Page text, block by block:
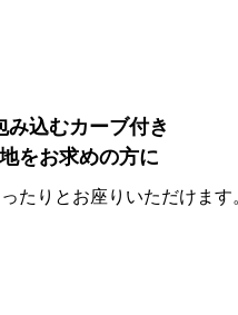
み込むカーブ付き
をお求めの方に
りとお座りいただけま